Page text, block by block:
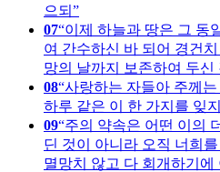
으되
07 이제 하늘과 땅은 그 동
여 간수하신 바 되어 경건
망의 날까지 보존하여 두신
08 사랑하는 자들아 주께는
하루 같은 이 한 가지를 잊
09 주의 약속은 어떤 이의
딘 것이 아니라 오직 너희
멸망치 않고 다 회개하기